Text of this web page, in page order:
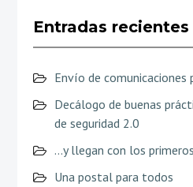
Entradas recientes
Envío de
Decálogo de buenas
de seguridad 2.0
…y llegan con los
Una postal para todos